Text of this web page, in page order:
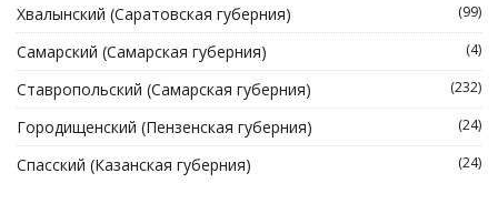
Хвалынский (Саратовская губерния) (99)
Самарский (Самарская губерния) (4)
Ставропольский (Самарская губерния) (232)
Городищенский (Пензенская губерния) (24)
Спасский (Казанская губерния) (24)